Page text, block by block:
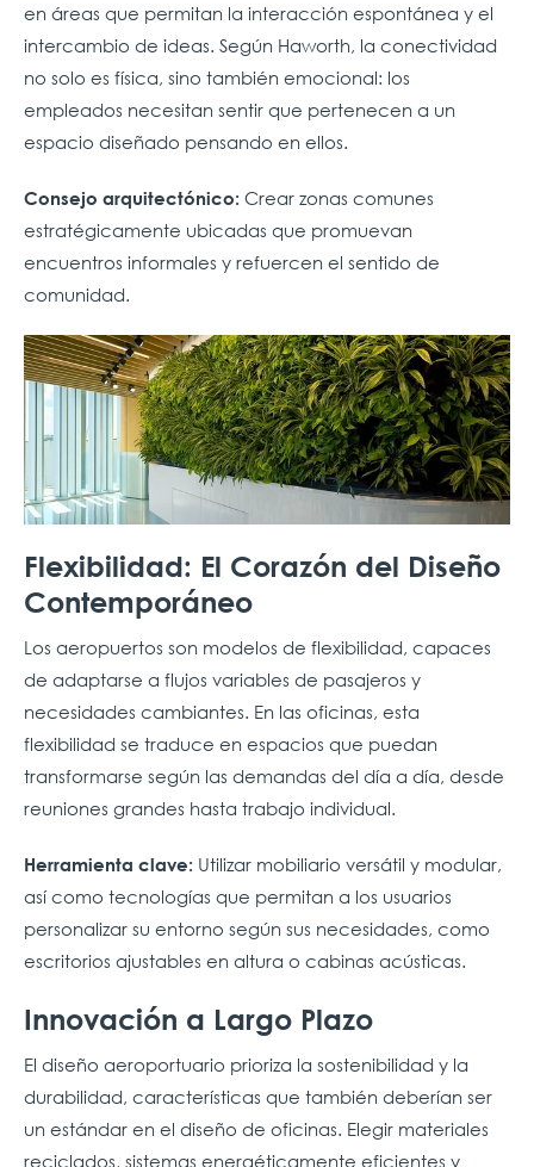
en áreas que permitan la interacción espontánea y el
intercambio de ideas. Según Haworth, la conectividad
no solo es física, sino también emocional: los
empleados necesitan sentir que pertenecen a un
espacio diseñado pensando en ellos.
Consejo arquitectónico: Crear zonas comunes
estratégicamente ubicadas que promuevan
encuentros informales y refuercen el sentido de
comunidad.
Flexibilidad: El Corazón del Diseño
Contemporáneo
Los aeropuertos son modelos de flexibilidad, capaces
de adaptarse a flujos variables de pasajeros y
necesidades cambiantes. En las oficinas, esta
flexibilidad se traduce en espacios que puedan
transformarse según las demandas del día a día, desde
reuniones grandes hasta trabajo individual.
Herramienta clave: Utilizar mobiliario versátil y modular,
así como tecnologías que permitan a los usuarios
personalizar su entorno según sus necesidades, como
escritorios ajustables en altura o cabinas acústicas.
Innovación a Largo Plazo
El diseño aeroportuario prioriza la sostenibilidad y la
durabilidad, características que también deberían ser
un estándar en el diseño de oficinas. Elegir materiales
reciclados, sistemas energéticamente eficientes y